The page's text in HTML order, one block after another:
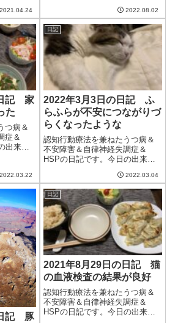
その点
寒くも
節がず
う。今
2021.04.24 2022.08.02
記 家
た
つ病＆
症＆
出来事
大丈夫
ってか
。今日
2022.03.22
日記
2022年3月3日の日記 ふ
らふらが不安につながりづ
らくなったような
認知行動療法を兼ねたうつ病＆
不安障害＆自律神経失調症＆
HSPの日記です。今日の出来事
上がり、春が近くなったことを
感じさせられた。ただ、明日は
気温が下がり、明後日はまた上
がるらしい。三寒四温の季節か
な。午前中はあま...
2022.03.04
記 豚
日記
2021年8月29日の日記 猫
の血液検査の結果が良好
認知行動療法を兼ねたうつ病＆
不安障害＆自律神経失調症＆
HSPの日記です。今日の出来事